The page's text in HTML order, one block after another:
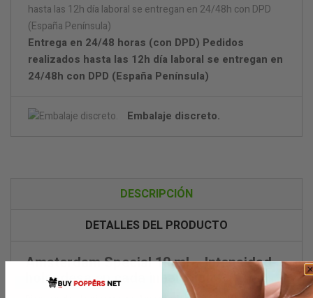
Entrega en 24/48 horas (con DPD) Pedidos
realizados hasta las 12h día laboral se entregan en
24/48h con DPD (España Península)
Embalaje discreto.
DESCRIPCIÓN
DETALLES DEL PRODUCTO
Amsterdam Special 10 ml – Intensidad
holandesa en cada inhalación